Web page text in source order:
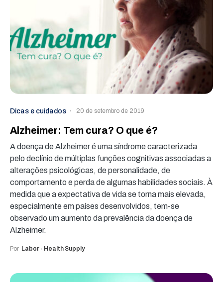
Dicas e cuidados 20 de setembro de 2019
Alzheimer: Tem cura? O que é?
A doença de Alzheimer é uma síndrome caracterizada
pelo declínio de múltiplas funções cognitivas associadas a
alterações psicológicas, de personalidade, de
comportamento e perda de algumas habilidades sociais. À
medida que a expectativa de vida se torna mais elevada,
especialmente em países desenvolvidos, tem-se
observado um aumento da prevalência da doença de
Alzheimer.
Por Labor - Health Supply